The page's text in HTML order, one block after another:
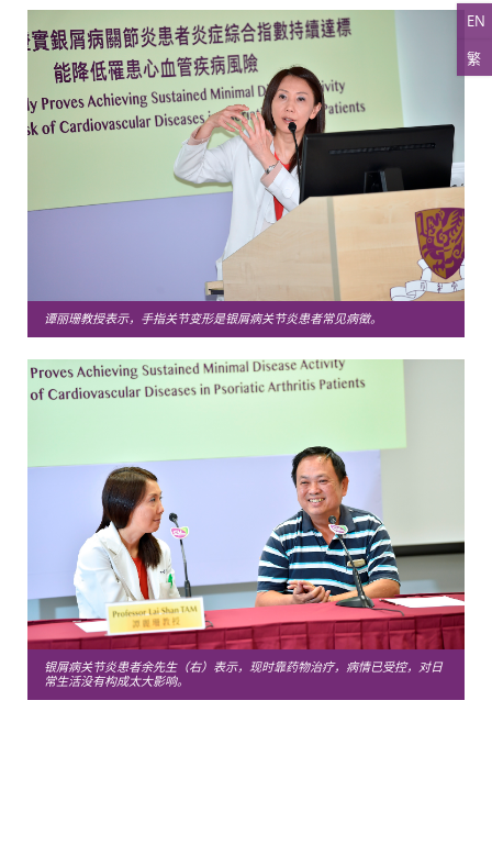
EN
繁
谭丽珊教授表示，手指关节变形是银屑病关节炎患者常见病徵。
银屑病关节炎患者余先生（右）表示，现时靠药物治疗，病情已受控，对日
常生活没有构成太大影响。